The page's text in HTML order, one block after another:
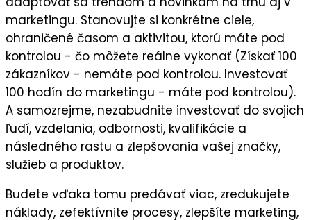
marketingu. Stanovujte si konkrétne ciele,
ohraničené časom a aktivitou, ktorú máte pod
kontrolou - čo môžete reálne vykonať (Získať 100
zákazníkov - nemáte pod kontrolou. Investovať
100 hodín do marketingu - máte pod kontrolou).
A samozrejme, nezabudnite investovať do svojich
ľudí, vzdelania, odbornosti, kvalifikácie a
následného rastu a zlepšovania vašej značky,
služieb a produktov.
Budete vďaka tomu predávať viac, zredukujete
náklady, zefektívnite procesy, zlepšíte marketing,